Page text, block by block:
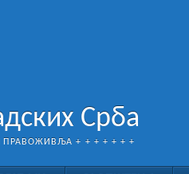
Срба
ПРАВОЖИВЉА + + + + + + +